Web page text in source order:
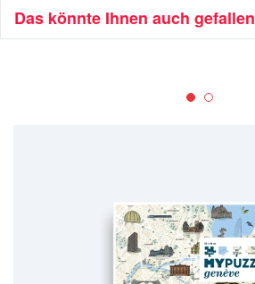
Das könnte Ihnen auch gefallen